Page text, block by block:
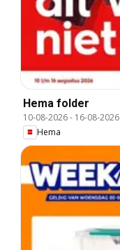
Hema folder
10-08-2026- 16-08-2026
Hema